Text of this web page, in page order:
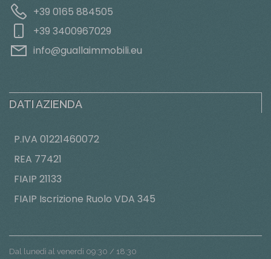
+39 0165 884505
+39 3400967029
info@guallaimmobili.eu
DATI AZIENDA
P.IVA 01221460072
REA 77421
FIAIP 21133
FIAIP Iscrizione Ruolo VDA 345
Dal lunedì al venerdì 09:30 / 18:30